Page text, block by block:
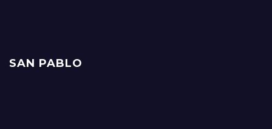
SAN PABLO